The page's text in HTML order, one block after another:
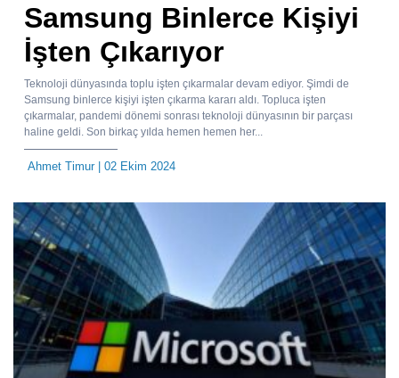
Samsung Binlerce Kişiyi
İşten Çıkarıyor
Teknoloji dünyasında toplu işten çıkarmalar devam ediyor. Şimdi de
Samsung binlerce kişiyi işten çıkarma kararı aldı. Topluca işten
çıkarmalar, pandemi dönemi sonrası teknoloji dünyasının bir parçası
haline geldi. Son birkaç yılda hemen hemen her...
Ahmet Timur| 02 Ekim 2024